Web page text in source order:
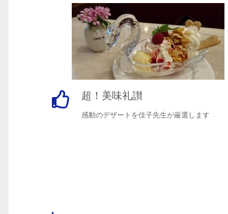
超！美味礼讃
感動のデザートを佳子先生が厳選します